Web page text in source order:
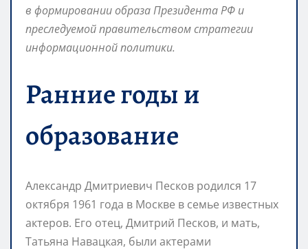
в формировании образа Президента РФ и
преследуемой правительством стратегии
информационной политики.
Ранние годы и
образование
Александр Дмитриевич Песков родился 17
октября 1961 года в Москве в семье известных
актеров. Его отец, Дмитрий Песков, и мать,
Татьяна Навацкая, были актерами